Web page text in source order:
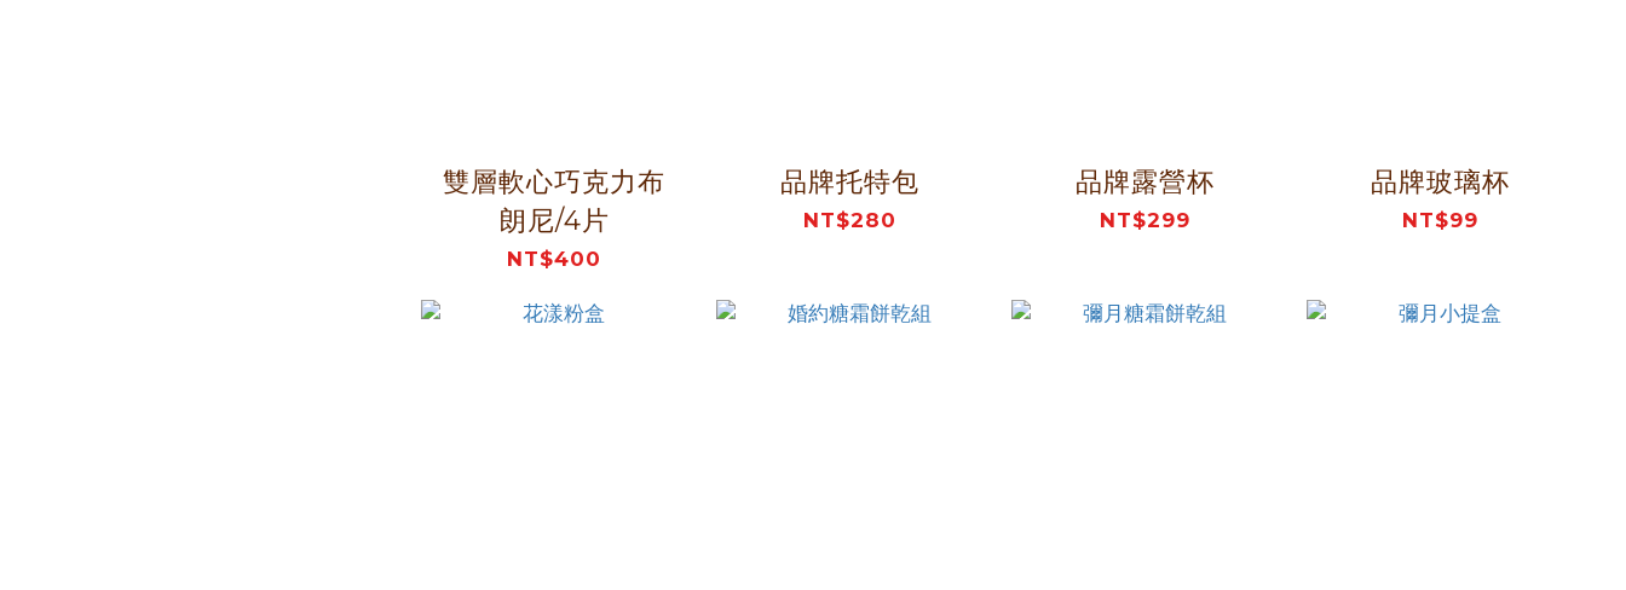
雙層軟心巧克力布
朗尼/4片
NT$400
品牌托特包
NT$280
品牌露營杯
NT$299
品牌玻璃杯
NT$99